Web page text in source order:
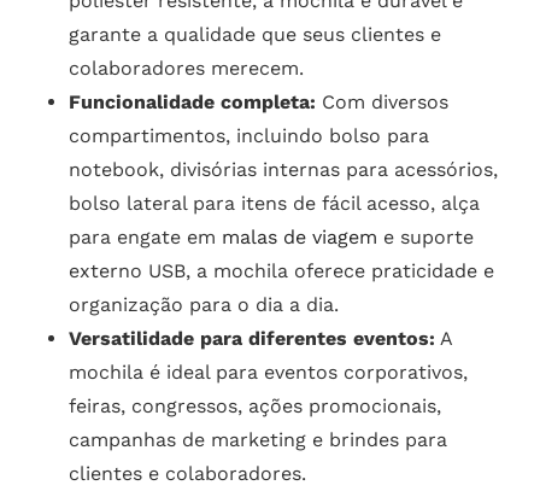
garante a qualidade que seus clientes e
colaboradores merecem.
Funcionalidade completa: Com diversos
compartimentos, incluindo bolso para
notebook, divisórias internas para acessórios,
bolso lateral para itens de fácil acesso, alça
para engate em malas de viagem e suporte
externo USB, a mochila oferece praticidade e
organização para o dia a dia.
Versatilidade para diferentes eventos: A
mochila é ideal para eventos corporativos,
feiras, congressos, ações promocionais,
campanhas de marketing e brindes para
clientes e colaboradores.